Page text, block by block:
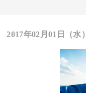
2017年02月01日（水）